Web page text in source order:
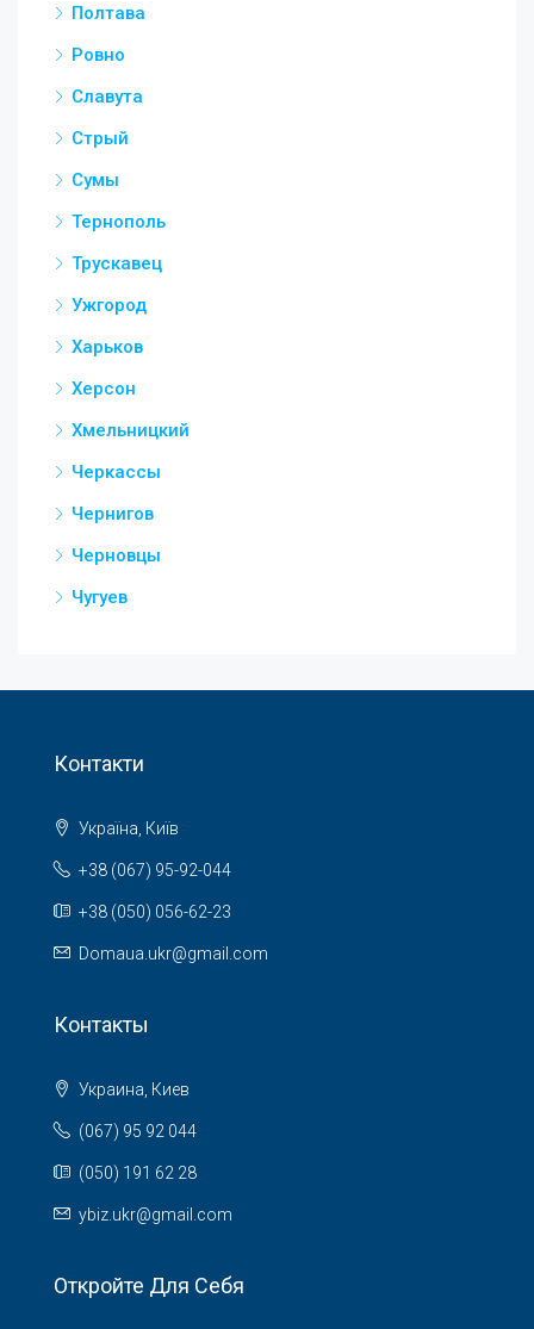
Полтава
Ровно
Славута
Стрый
Сумы
Тернополь
Трускавец
Ужгород
Харьков
Херсон
Хмельницкий
Черкассы
Чернигов
Черновцы
Чугуев
Контакти
Україна, Київ
+38 (067) 95-92-044
+38 (050) 056-62-23
Domaua.ukr@gmail.com
Контакты
Украина, Киев
(067) 95 92 044
(050) 191 62 28
ybiz.ukr@gmail.com
Откройте Для Себя